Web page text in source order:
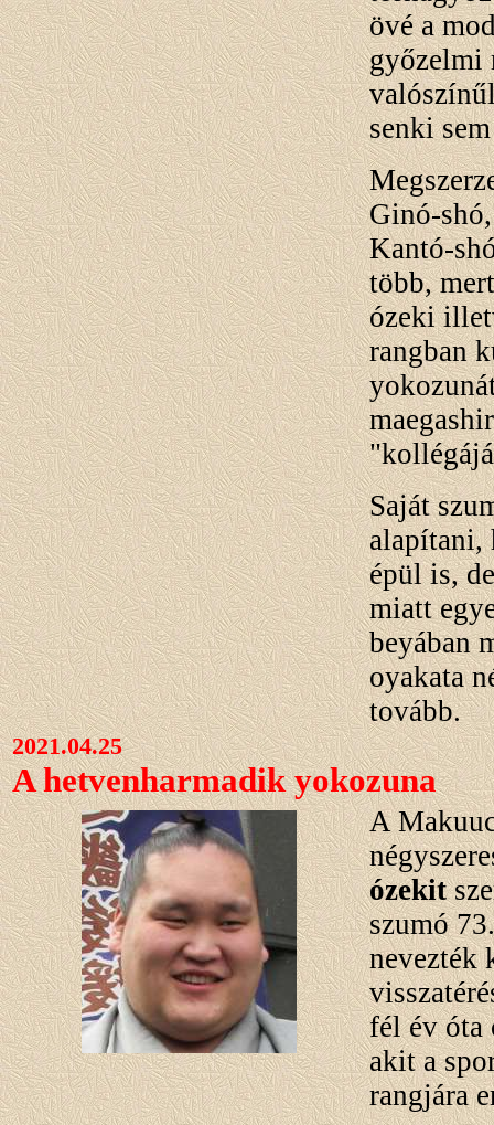
övé a
győzelmi
senki
Ginó-
Kantó-
több,
ózeki
rangban
Saját
alapítani,
épül is,
miatt
beyában
oyakata
tovább.
2021.04.25
A hetvenharmadik yokozuna
A
ózekit
szumó
nevezték
fél év óta
akit a
rangjára